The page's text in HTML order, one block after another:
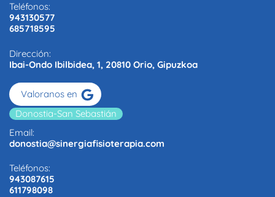
Teléfonos:
943130577
685718595
Dirección:
Ibai-Ondo Ibilbidea, 1, 20810 Orio, Gipuzkoa
Valoranos en
Donostia-San Sebastián
Email:
donostia@sinergiafisioterapia.com
Teléfonos:
943087615
611798098